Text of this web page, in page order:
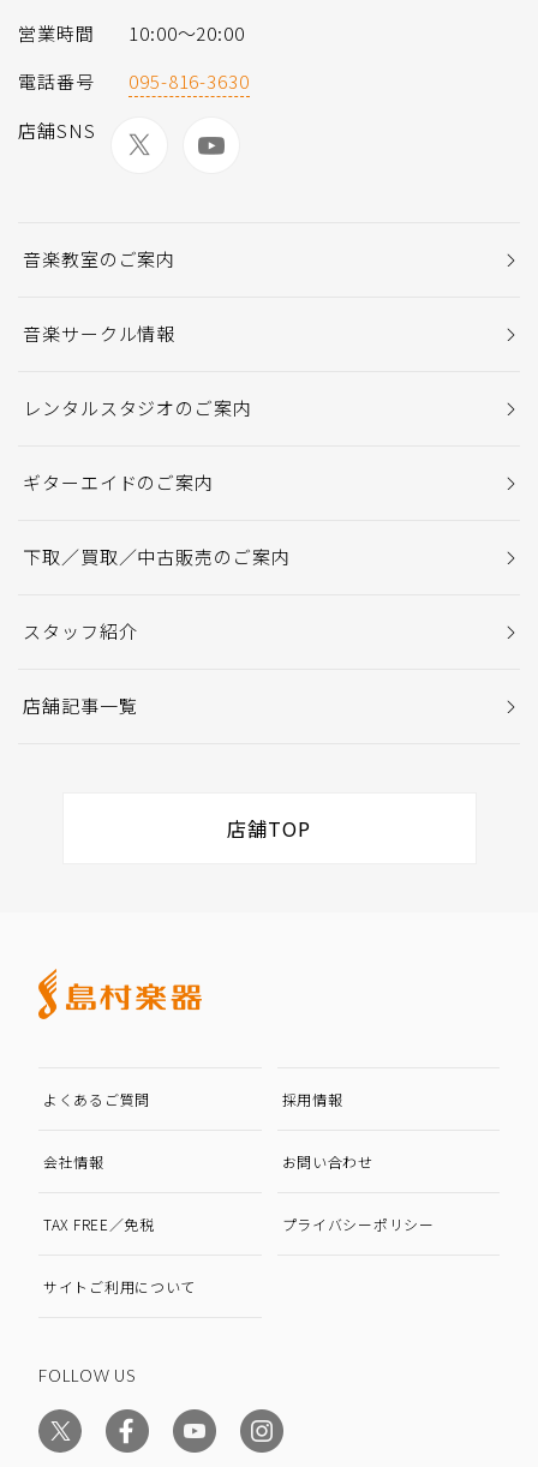
営業時間
10:00～20:00
電話番号
095-816-3630
店舗SNS
音楽教室のご案内
音楽サークル情報
レンタルスタジオのご案内
ギターエイドのご案内
下取／買取／中古販売のご案内
スタッフ紹介
店舗記事一覧
店舗TOP
よくあるご質問 採用情報
会社情報 お問い合わせ
TAX FREE／免税 プライバシーポリシー
サイトご利用について
FOLLOW US